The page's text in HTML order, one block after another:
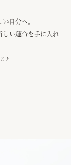
自分へ。
しい運命を手に入れ
と